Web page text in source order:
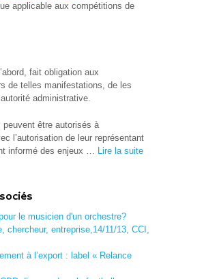
applicable aux compétitions de
fait obligation aux
de telles manifestations, de les
administrative.
peuvent être autorisés à
l’autorisation de leur représentant
informé des enjeux … Lire la suite
le musicien d'un orchestre?
chercheur, entreprise,14/11/13, CCI,
à l’export : label « Relance